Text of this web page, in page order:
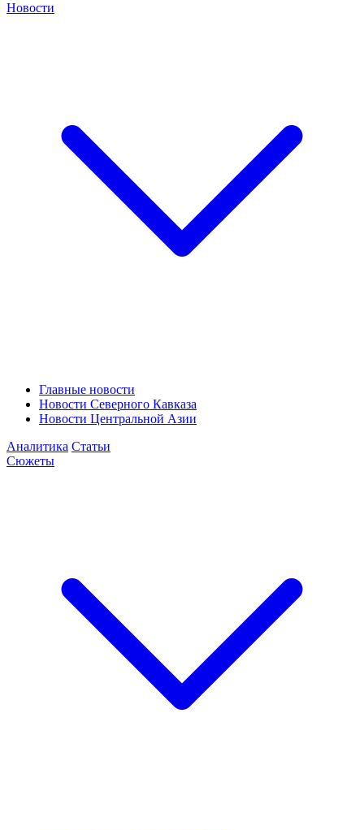
Новости
Главные новости
Новости Северного Кавказа
Новости Центральной Азии
Аналитика Статьи
Сюжеты